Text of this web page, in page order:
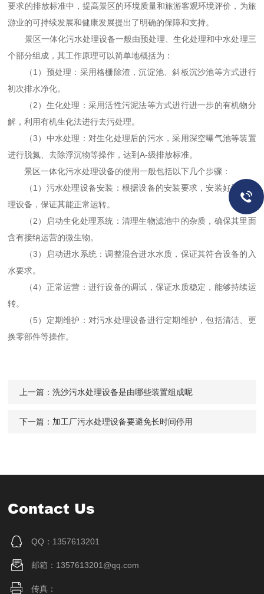
要求的排放标准中，提高景区的环境质量和旅游客观环境评价，为旅
游业的可持续发展和健康发展提出了明确的保障和支持。
景区一体化污水处理设备一般由预处理、生化处理和中水处理三
个部分组成，其工作原理可以简单地概括为：
（1）预处理：采用格栅除渣，沉淀池、斜板沉沙池等方式进行
初次排水净化。
（2）生化处理：采用活性污泥法等方式进行进一步的有机物分
解，利用有机生化法进行去污处理。
（3）中水处理：对生化处理后的污水，采用深空曝气池等装置
进行脱氮、去除浮沉物等操作，达到A-级排放标准。
景区一体化污水处理设备的使用一般包括以下几个步骤：
（1）污水处理设备安装：根据设备的安装要求，安装好污水处
理设备，保证其能正常运转。
（2）启动生化处理系统：清理生物滤池中的杂质，确保其里面
含有接纳运营的微生物。
（3）启动进水系统：调整混合进水水质，保证其符合设备的入
水要求。
（4）正常运营：进行设备的调试，保证水质稳定，能够持续运
转。
（5）定期维护：对污水处理设备进行定期维护，包括清洁、更
换零部件等操作。
上一篇：洗沙污水处理设备是由哪些装置组成呢
下一篇： 加工厂污水处理设备要避免长时间停用
Contact Us
QQ：1357613201
邮箱：1357613201@qq.com
传真：